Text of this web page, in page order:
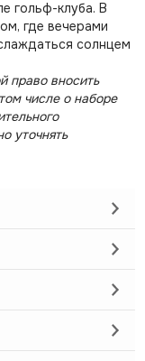
гольф-клуба. В
где вечерами
солнцем
право вносить
числе о наборе
уточнять